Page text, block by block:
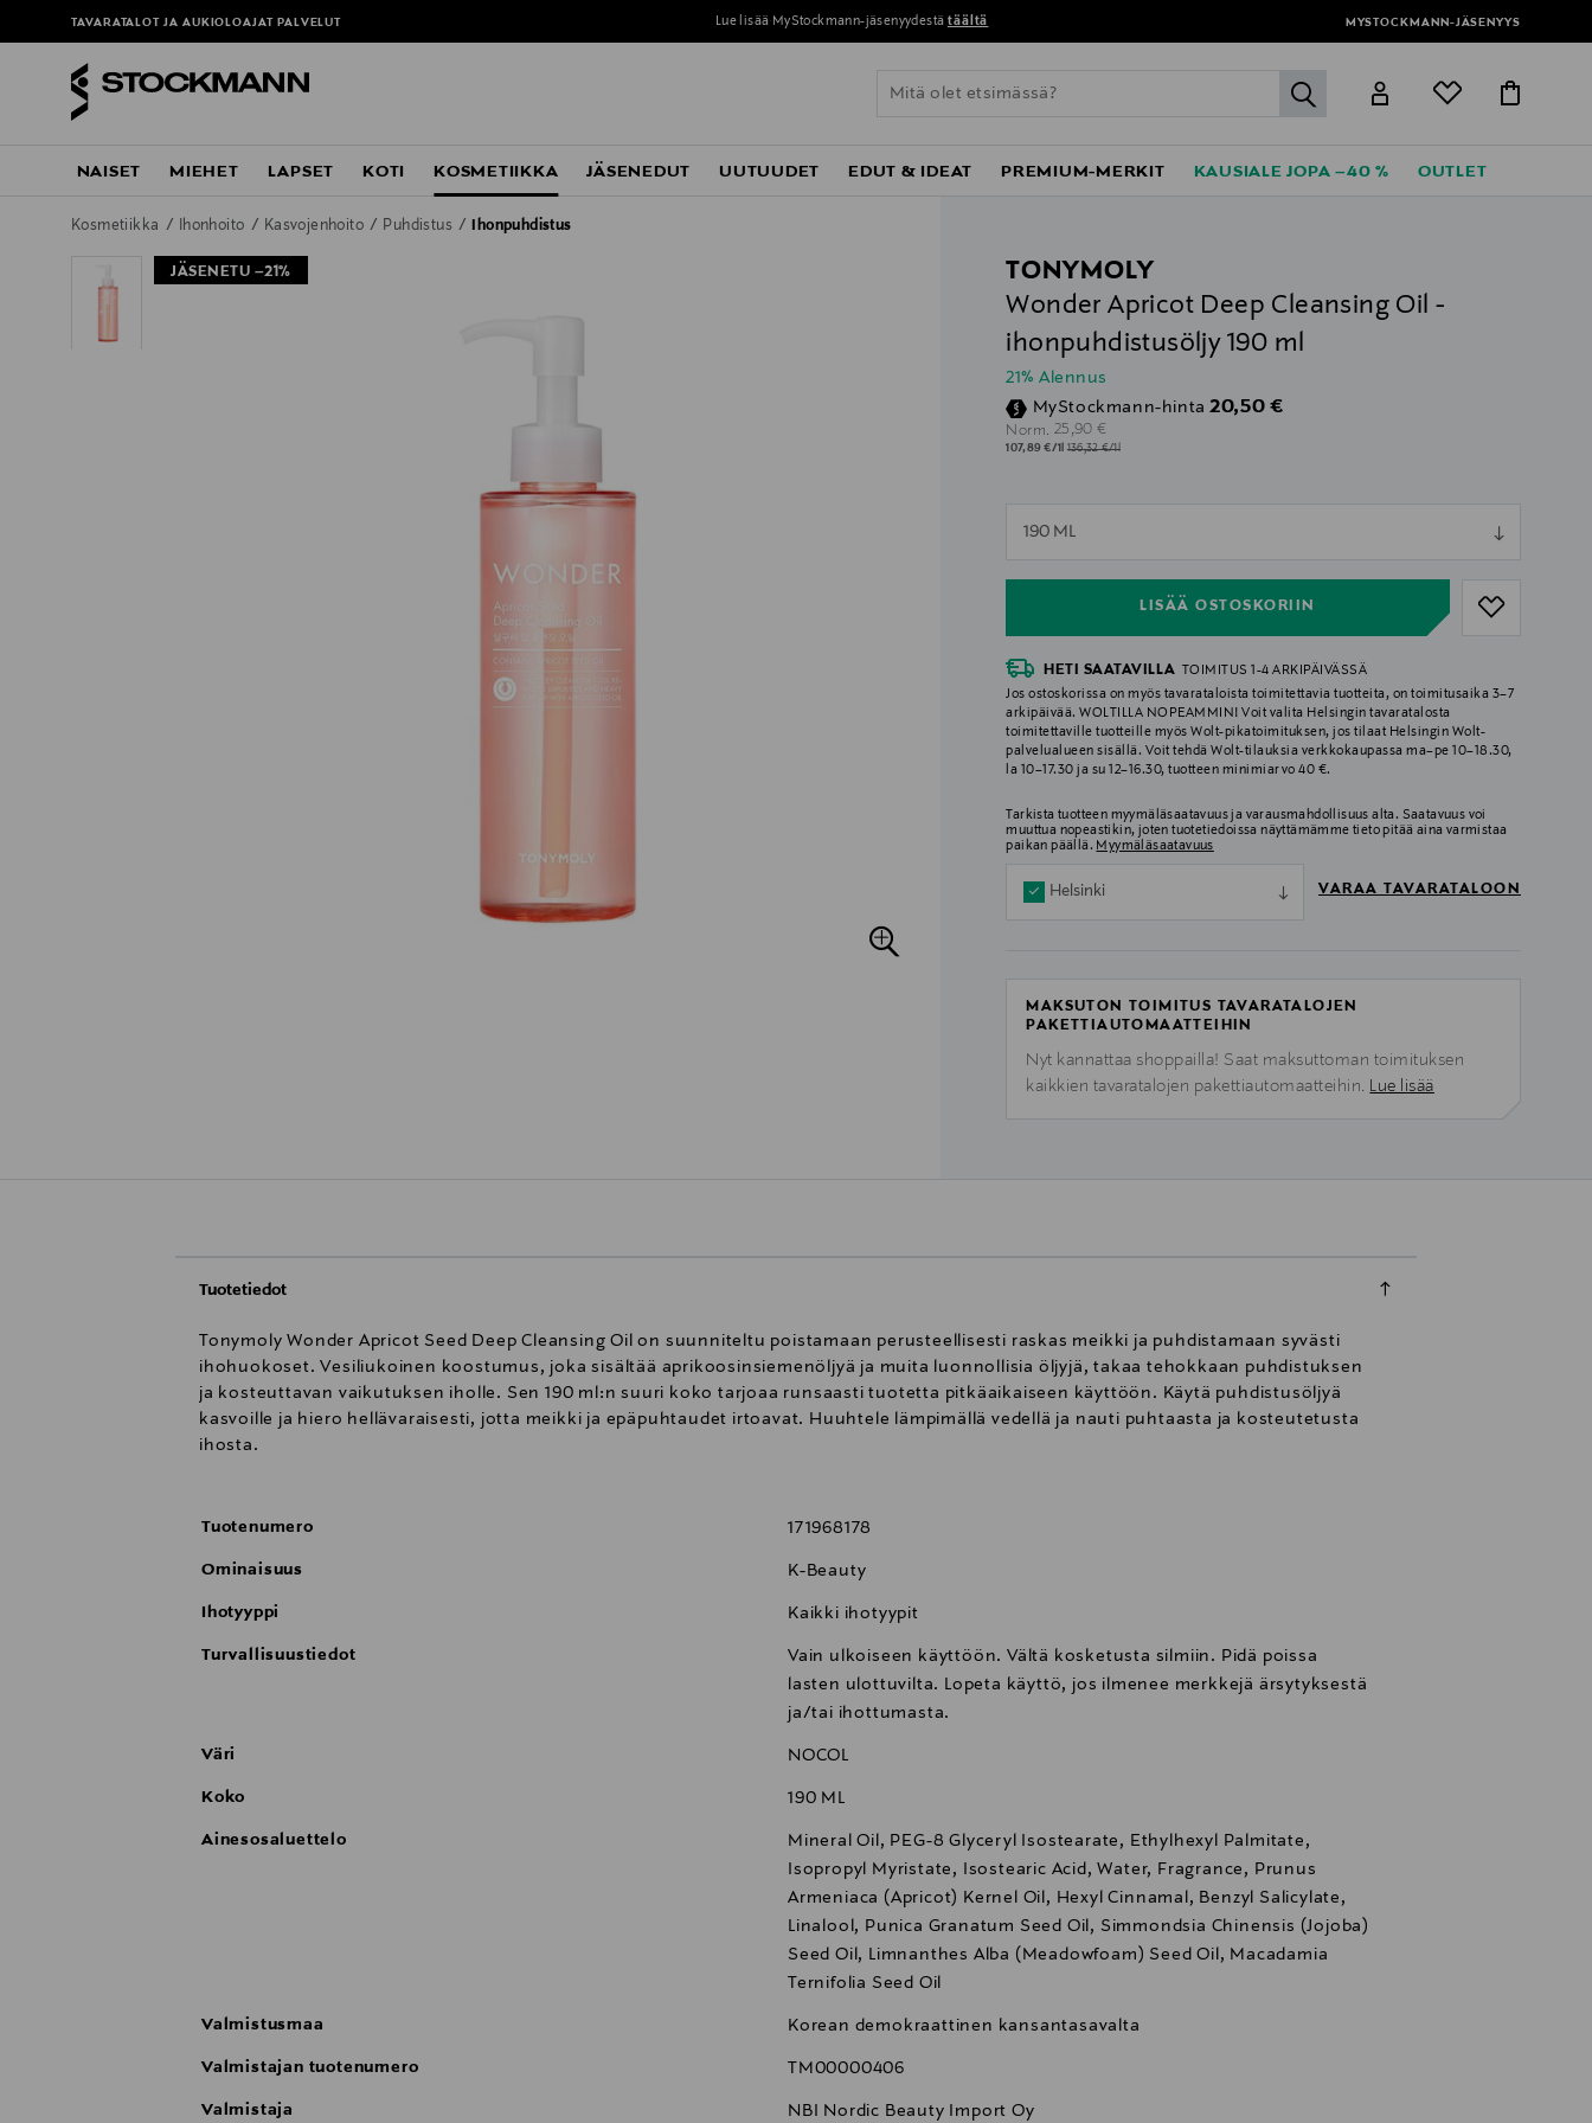
TAVARATALOT JA AUKIOLOAJAT PALVELUT Lue lisää MyStockmann-jäsenyydestä täältä MYSTOCKMANN-JÄSENYYS
label.header.go
NAISET MIEHET LAPSET KOTI KOSMETIIKKA JÄSENEDUT UUTUUDET EDUT & IDEAT PREMIUM-MERKIT KAUSIALE JOPA –40 % OUTLET
Kosmetiikka Ihonhoito Kasvojenhoito Puhdistus Ihonpuhdistus
JÄSENETU –21%
TONYMOLY
Wonder Apricot Deep Cleansing Oil -
ihonpuhdistusöljy 190 ml
21% Alennus
MyStockmann-hinta Discounted Price
20,50 €
Norm. Original Price
25,90 €
107,89 €/1l 136,32 €/1l
190 ML
LISÄÄ OSTOSKORIIN
null
HETI SAATAVILLA TOIMITUS 1-4 ARKIPÄIVÄSSÄ
Jos ostoskorissa on myös tavarataloista toimitettavia tuotteita, on toimitusaika 3–7
arkipäivää. WOLTILLA NOPEAMMIN! Voit valita Helsingin tavaratalosta
toimitettaville tuotteille myös Wolt-pikatoimituksen, jos tilaat Helsingin Wolt-
palvelualueen sisällä. Voit tehdä Wolt-tilauksia verkkokaupassa ma–pe 10–18.30,
la 10–17.30 ja su 12–16.30, tuotteen minimiarvo 40 €.
Tarkista tuotteen myymäläsaatavuus ja varausmahdollisuus alta. Saatavuus voi
muuttua nopeastikin, joten tuotetiedoissa näyttämämme tieto pitää aina varmistaa
paikan päällä. Myymäläsaatavuus
Helsinki VARAA TAVARATALOON
MAKSUTON TOIMITUS TAVARATALOJEN
PAKETTIAUTOMAATTEIHIN
Nyt kannattaa shoppailla! Saat maksuttoman toimituksen
kaikkien tavaratalojen pakettiautomaatteihin. Lue lisää
Tuotetiedot
Tonymoly Wonder Apricot Seed Deep Cleansing Oil on suunniteltu poistamaan perusteellisesti raskas meikki ja puhdistamaan syvästi
ihohuokoset. Vesiliukoinen koostumus, joka sisältää aprikoosinsiemenöljyä ja muita luonnollisia öljyjä, takaa tehokkaan puhdistuksen
ja kosteuttavan vaikutuksen iholle. Sen 190 ml:n suuri koko tarjoaa runsaasti tuotetta pitkäaikaiseen käyttöön. Käytä puhdistusöljyä
kasvoille ja hiero hellävaraisesti, jotta meikki ja epäpuhtaudet irtoavat. Huuhtele lämpimällä vedellä ja nauti puhtaasta ja kosteutetusta
ihosta.
Tuotenumero 171968178
Ominaisuus K-Beauty
Ihotyyppi Kaikki ihotyypit
Turvallisuustiedot
Vain ulkoiseen käyttöön. Vältä kosketusta silmiin. Pidä poissa
lasten ulottuvilta. Lopeta käyttö, jos ilmenee merkkejä ärsytyksestä
ja/tai ihottumasta.
Väri NOCOL
Koko 190 ML
Ainesosaluettelo
Mineral Oil, PEG-8 Glyceryl Isostearate, Ethylhexyl Palmitate,
Isopropyl Myristate, Isostearic Acid, Water, Fragrance, Prunus
Armeniaca (Apricot) Kernel Oil, Hexyl Cinnamal, Benzyl Salicylate,
Linalool, Punica Granatum Seed Oil, Simmondsia Chinensis (Jojoba)
Seed Oil, Limnanthes Alba (Meadowfoam) Seed Oil, Macadamia
Ternifolia Seed Oil
Valmistusmaa Korean demokraattinen kansantasavalta
Valmistajan tuotenumero TM00000406
Valmistaja NBI Nordic Beauty Import Oy